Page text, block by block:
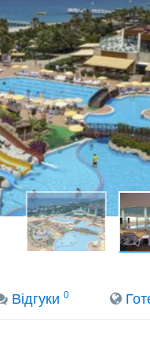
Вiдгуки0